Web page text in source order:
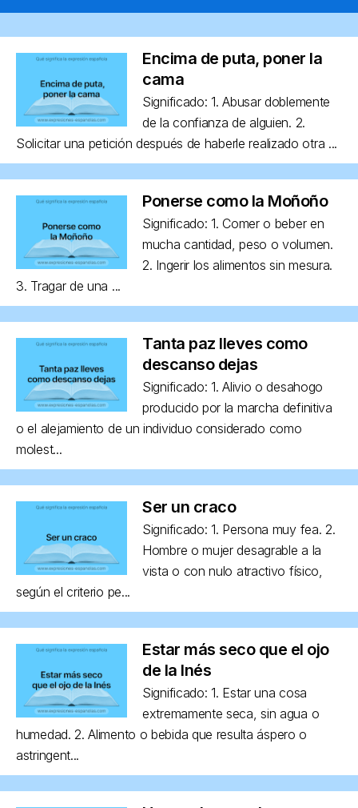
Encima de puta, poner la
cama
Significado: 1. Abusar doblemente
de la confianza de alguien. 2.
Solicitar una petición después de haberle realizado otra ...
Ponerse como la Moñoño
Significado: 1. Comer o beber en
mucha cantidad, peso o volumen.
2. Ingerir los alimentos sin mesura.
3. Tragar de una ...
Tanta paz lleves como
descanso dejas
Significado: 1. Alivio o desahogo
producido por la marcha definitiva
o el alejamiento de un individuo considerado como
molest...
Ser un craco
Significado: 1. Persona muy fea. 2.
Hombre o mujer desagrable a la
vista o con nulo atractivo físico,
según el criterio pe...
Estar más seco que el ojo
de la Inés
Significado: 1. Estar una cosa
extremamente seca, sin agua o
humedad. 2. Alimento o bebida que resulta áspero o
astringent...